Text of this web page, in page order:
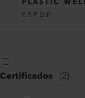
ES PDF
Certificados (2)